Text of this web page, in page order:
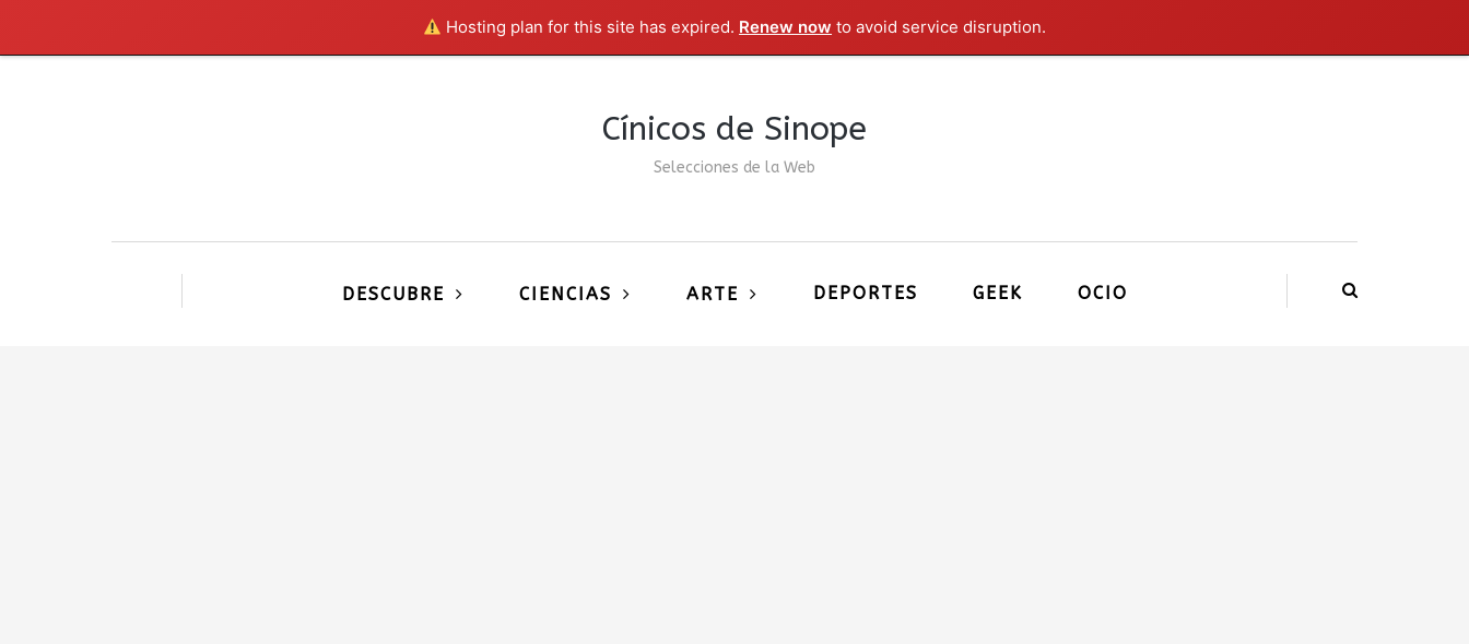
Hosting plan for this site has expired. Renew now to avoid service disruption.
Cínicos de Sinope
Selecciones de la Web
DESCUBRE CIENCIAS ARTE DEPORTES GEEK OCIO